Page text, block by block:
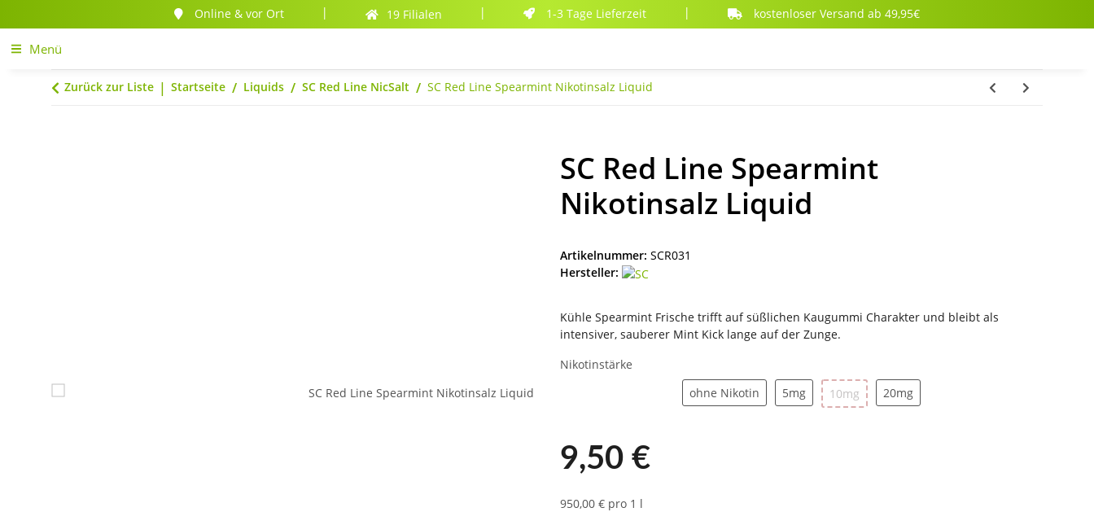
Online & vor Ort 19 Filialen 1-3 Tage Lieferzeit kostenloser Versand ab 49,95€
Menü
Zurück zur Liste Startseite Liquids SC Red Line NicSalt SC Red Line Spearmint Nikotinsalz Liquid
SC Red Line Spearmint
Nikotinsalz Liquid
Artikelnummer: SCR031
Hersteller:
Kühle Spearmint Frische trifft auf süßlichen Kaugummi Charakter und bleibt als
intensiver, sauberer Mint Kick lange auf der Zunge.
Nikotinstärke
ohne Nikotin ohne Nikotin
5mg5mg 10mg 10mg20mg20mg
9,50 €
950,00 € pro 1 l